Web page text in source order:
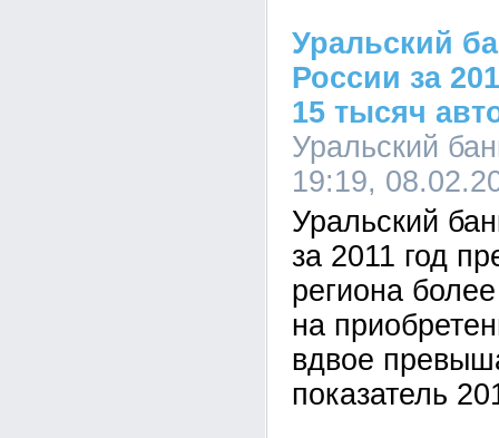
Уральский
России за
15 тысяч
Уральский
19:19,
Уральский
за 2011 год
региона
на
вдвое
показатель